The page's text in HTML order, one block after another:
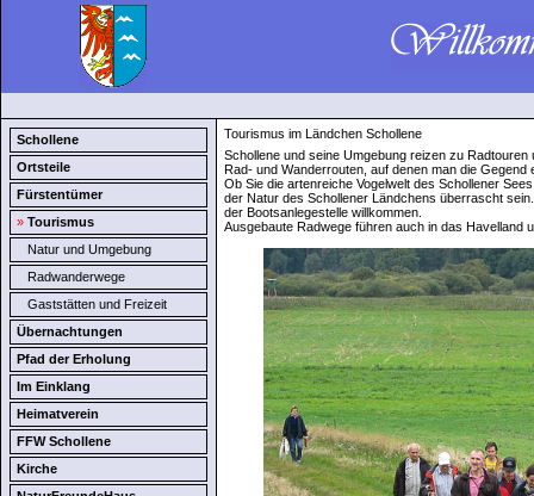
Schollene
Ortsteile
Fürstentümer
» Tourismus
Natur und Umgebung
Radwanderwege
Gaststätten und Freizeit
Übernachtungen
Pfad der Erholung
Im Einklang
Heimatverein
FFW Schollene
Kirche
Tourismus im Ländchen Schollene
Schollene und seine Umgebung reizen zu
Rad- und Wanderrouten, auf denen man die
Ob Sie die artenreiche Vogelwelt des Schollener
der Natur des Schollener Ländchens überrascht
der Bootsanlegestelle willkommen.
Ausgebaute Radwege führen auch in das Havelland